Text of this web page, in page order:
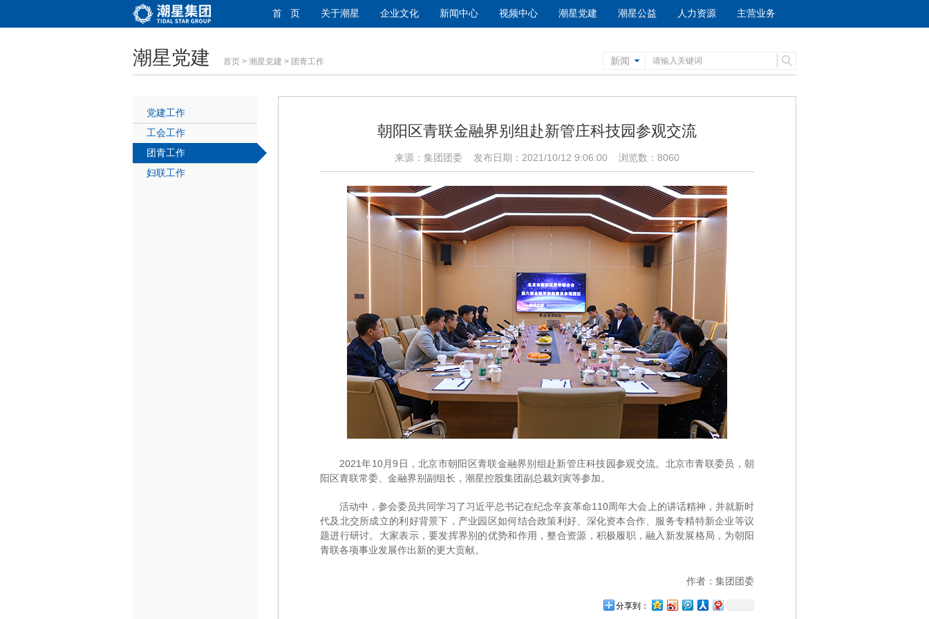
首 页 关于潮星 企业文化 新闻中心 视频中心 潮星党建 潮星公益 人力资源 主营业务
新闻
潮星党建 首页 > 潮星党建 > 团青工作
党建工作
工会工作
团青工作
妇联工作
朝阳区青联金融界别组赴新管庄科技园参观交流
来源：集团团委 发布日期：2021/10/12 9:06:00 浏览数：8060
2021年10月9日，北京市朝阳区青联金融界别组赴新管庄科技园参观交流。北京市青联委员，朝
阳区青联常委、金融界别副组长，潮星控股集团副总裁刘寅等参加。
活动中，参会委员共同学习了习近平总书记在纪念辛亥革命110周年大会上的讲话精神，并就新时
代及北交所成立的利好背景下，产业园区如何结合政策利好、深化资本合作、服务专精特新企业等议
题进行研讨。大家表示，要发挥界别的优势和作用，整合资源，积极履职，融入新发展格局，为朝阳
青联各项事业发展作出新的更大贡献。
作者：集团团委
分享到：